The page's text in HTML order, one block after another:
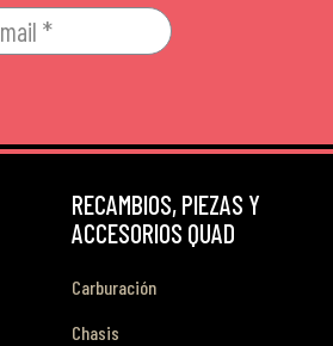
RECAMBIOS, PIEZAS Y
ACCESORIOS QUAD
Carburación
Chasis